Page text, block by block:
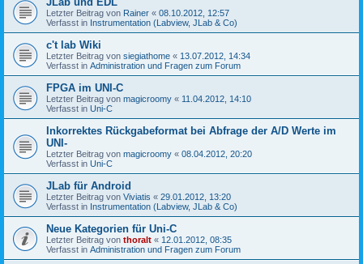
Letzter Beitrag von Rainer « 08.10.2012, 12:57
Verfasst in Instrumentation (Labview, JLab & Co)
c't lab Wiki
Letzter Beitrag von siegiathome « 13.07.2012, 14:34
Verfasst in Administration und Fragen zum Forum
FPGA im UNI-C
Letzter Beitrag von magicroomy « 11.04.2012, 14:10
Verfasst in Uni-C
Inkorrektes Rückgabeformat bei Abfrage der A/D Werte im
UNI-
Letzter Beitrag von magicroomy « 08.04.2012, 20:20
Verfasst in Uni-C
JLab für Android
Letzter Beitrag von Viviatis « 29.01.2012, 13:20
Verfasst in Instrumentation (Labview, JLab & Co)
Neue Kategorien für Uni-C
Letzter Beitrag von thoralt « 12.01.2012, 08:35
Verfasst in Administration und Fragen zum Forum